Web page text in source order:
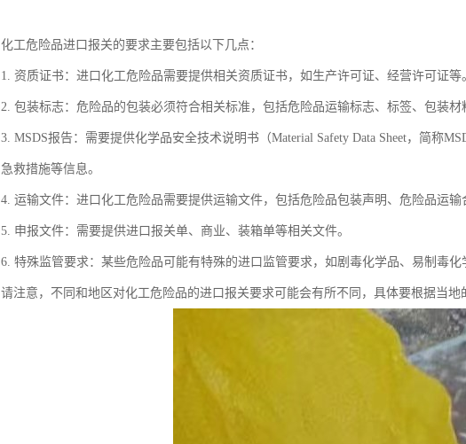
化工危险品进口报关的要求主要包括以下几点：
1. 资质证书：进口化工危险品需要提供相关资质证书，如生产许可证、经营许可证等
2. 包装标志：危险品的包装必须符合相关标准，包括危险品运输标志、标签、包装材
3. MSDS报告：需要提供化学品安全技术说明书（Material Safety Data Sheet，简称
急救措施等信息。
4. 运输文件：进口化工危险品需要提供运输文件，包括危险品包装声明、危险品运输
5. 申报文件：需要提供进口报关单、商业、装箱单等相关文件。
6. 特殊监管要求：某些危险品可能有特殊的进口监管要求，如剧毒化学品、易制毒
请注意，不同和地区对化工危险品的进口报关要求可能会有所不同，具体要根据当地